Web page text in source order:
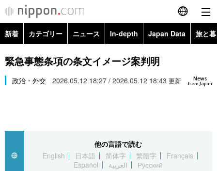
English
简体字
繁體字
العربية
新着 カテゴリー ニュース In-depth Japan Data 旅と
政治・外交
経済・ビジネス
社会
文化
Images
お知らせ
緊急事態条項の条文イメージ案判明
News
from Japan
政治・外交 2026.05.12 18:27 / 2026.05.12 18:43 更新
他の言語で読む
English
日本語 简体字 繁體字
Français
Español
العربية Русский